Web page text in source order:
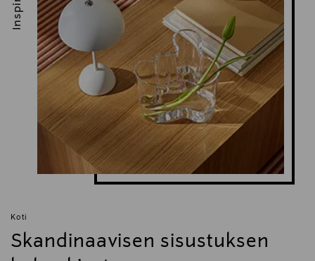
Koti
Skandinaavisen sisustuksen